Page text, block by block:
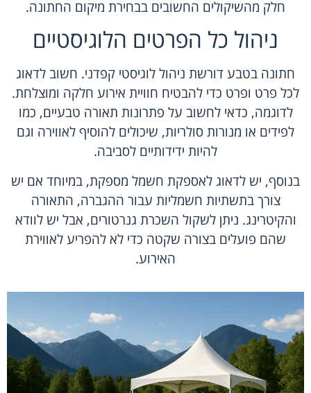
חלק מהשיקולים החשובים בבחירת מיקום החתונה.
ניהול כל הפרטים הלוגיסטיים
חתונה בטבע דורשת ניהול לוגיסטי קפדני. חשוב לדאוג
לכל פרט ופרט כדי להבטיח חוויית אירוע חלקה ומוצלחת.
לדוגמה, כדאי לחשוב על פתרונות תאורה טבעיים, כמו
לפידים או מנורות סולריות, שיכולים להוסיף לאווירה וגם
להיות ידידותיים לסביבה.
בנוסף, יש לדאוג לאספקת חשמל מספקת, במיוחד אם יש
צורך בתשתיות חשמליות עבור ההגברה, התאורה
והקיטרינג. ניתן לשקול השכרת גנרטורים, אבל יש לוודא
שהם פועלים בצורה שקטה כדי לא להפריע לאווירת
האירוע.